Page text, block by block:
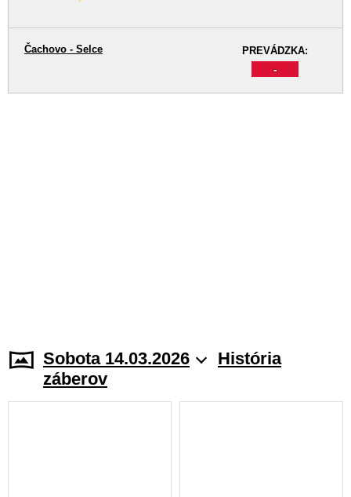
PREVÁDZKA:
-
Čachovo - Selce
Sobota 14.03.2026
História
záberov